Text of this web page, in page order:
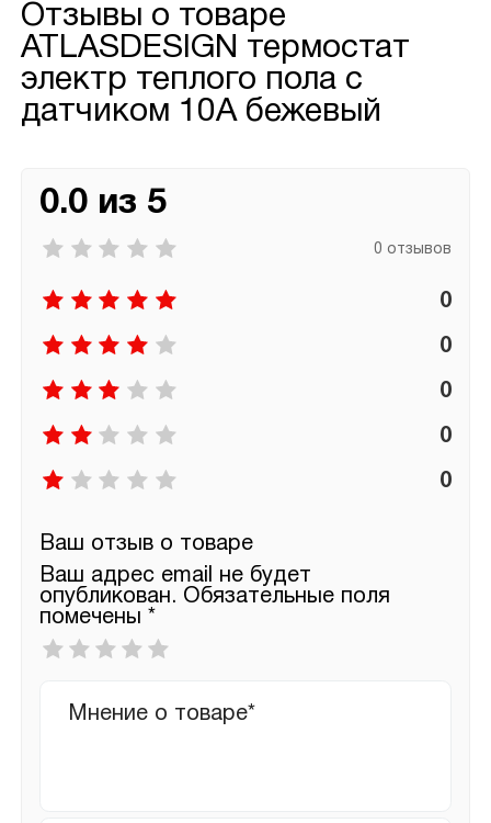
Отзывы о товаре
ATLASDESIGN термостат
электр теплого пола с
датчиком 10А бежевый
0.0 из 5
0 отзывов
0
0
0
0
0
Ваш отзыв о товаре
Ваш адрес email не будет
опубликован. Обязательные поля
помечены *
Ваша
оценка
отзыв